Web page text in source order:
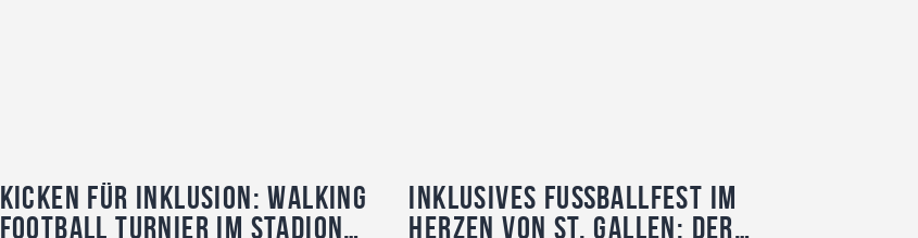
kicken für inklusion: Walking
Football turnier im stadion
Inklusives Fußballfest im
herzen von St. Gallen: Der